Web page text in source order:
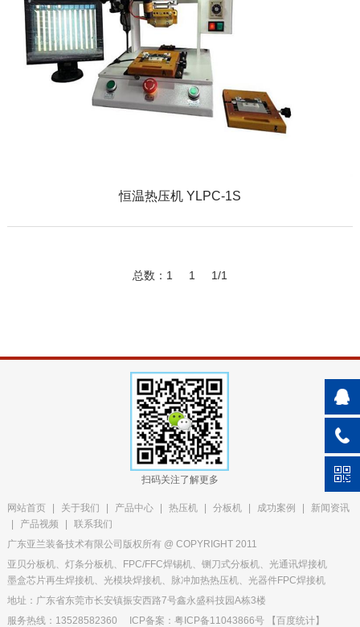
恒温热压机 YLPC-1S
总数：1 1 1/1
扫码关注了解更多
网站首页 关于我们 产品中心 热压机 分板机 成功案例
新闻资讯
产品视频
联系我们
广东亚兰装备技术有限公司版权所有 @ COPYRIGHT 2011
亚贝分板机、灯条分板机、FPC/FFC焊锡机、铡刀式分板机、光通讯焊接机
墨盒芯片再生焊接机、光模块焊接机、脉冲加热热压机、光器件FPC焊接机
地址：广东省东莞市长安镇振安西路7号鑫永盛科技园A栋3楼
服务热线：13528582360
ICP备案：粤ICP备11043866号【百度统计】